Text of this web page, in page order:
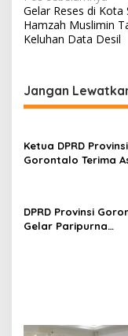
a
v
g
a
i
s
Gelar Reses di Kota
Hamzah Muslimin
Keluhan Data Desil
Jangan
Ketua DPRD Provinsi
Gorontalo Terima
DPRD Provinsi
Gelar Paripurna